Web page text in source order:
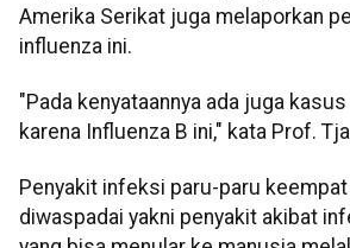
Amerika Serikat juga melaporkan
influenza ini.
"Pada kenyataannya ada juga
karena Influenza B ini," kata Prof.
Penyakit infeksi paru-paru keempat
diwaspadai yakni penyakit akibat